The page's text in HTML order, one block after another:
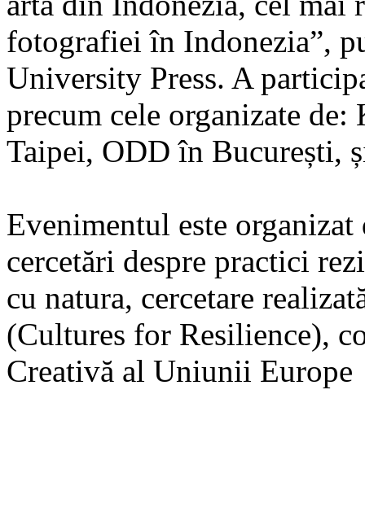
fotografiei în Indonezia”,
University Press. A
precum cele organizate
Taipei, ODD în București,
Evenimentul este
cercetări despre practici
cu natura, cercetare
(Cultures for Resilience),
Creativă al Uniunii Europe